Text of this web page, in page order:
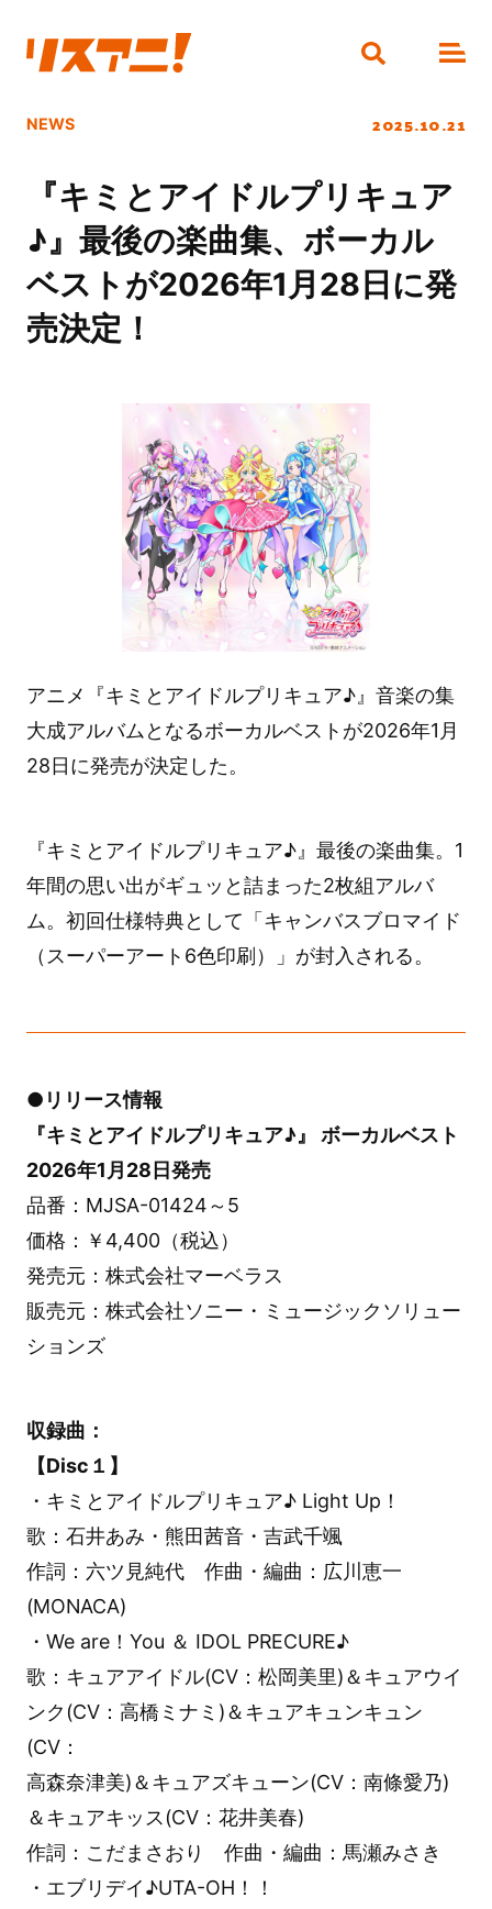
NEWS 2025.10.21
『キミとアイドルプリキュア
♪』最後の楽曲集、ボーカル
ベストが2026年1月28日に発
売決定！
アニメ『キミとアイドルプリキュア♪』音楽の集
大成アルバムとなるボーカルベストが2026年1月
28日に発売が決定した。
『キミとアイドルプリキュア♪』最後の楽曲集。1
年間の思い出がギュッと詰まった2枚組アルバ
ム。初回仕様特典として「キャンバスブロマイド
（スーパーアート6色印刷）」が封入される。
●リリース情報
『キミとアイドルプリキュア♪』 ボーカルベスト
2026年1月28日発売
品番：MJSA-01424～5
価格：￥4,400（税込）
発売元：株式会社マーベラス
販売元：株式会社ソニー・ミュージックソリュー
ションズ
収録曲：
【Disc１】
・キミとアイドルプリキュア♪ Light Up！
歌：石井あみ・熊田茜音・吉武千颯
作詞：六ツ見純代 作曲・編曲：広川恵一
(MONACA)
・We are！You ＆ IDOL PRECURE♪
歌：キュアアイドル(CV：松岡美里)＆キュアウイ
ンク(CV：高橋ミナミ)＆キュアキュンキュン
(CV：
高森奈津美)＆キュアズキューン(CV：南條愛乃)
＆キュアキッス(CV：花井美春)
作詞：こだまさおり 作曲・編曲：馬瀬みさき
・エブリデイ♪UTA-OH！！